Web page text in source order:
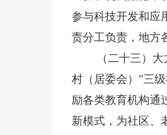
参与科技开发和应
责分工负责，地方
（二十三）
村（居委会）”三
励各类教育机构通
新模式，为社区、